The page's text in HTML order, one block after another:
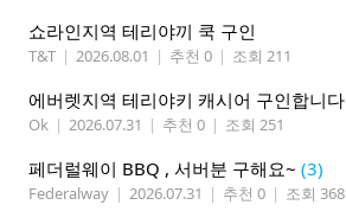
쇼라인지역 테리야끼 쿡 구인
T&T | 2026.08.01 | 추천 0 | 조회 211
에버렛지역 테리야키 캐시어 구인합니다
Ok | 2026.07.31 | 추천 0 | 조회 251
페더럴웨이 BBQ , 서버분 구해요~ (3)
Federalway | 2026.07.31 | 추천 0 | 조회 368